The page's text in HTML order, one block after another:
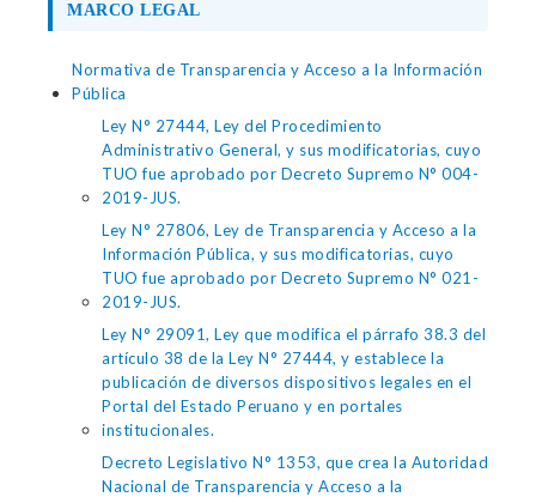
MARCO LEGAL
Normativa de Transparencia y Acceso a la Información
Pública
Ley N° 27444, Ley del Procedimiento
Administrativo General, y sus modificatorias, cuyo
TUO fue aprobado por Decreto Supremo N° 004-
2019-JUS.
Ley N° 27806, Ley de Transparencia y Acceso a la
Información Pública, y sus modificatorias, cuyo
TUO fue aprobado por Decreto Supremo N° 021-
2019-JUS.
Ley N° 29091, Ley que modifica el párrafo 38.3 del
artículo 38 de la Ley N° 27444, y establece la
publicación de diversos dispositivos legales en el
Portal del Estado Peruano y en portales
institucionales.
Decreto Legislativo N° 1353, que crea la Autoridad
Nacional de Transparencia y Acceso a la